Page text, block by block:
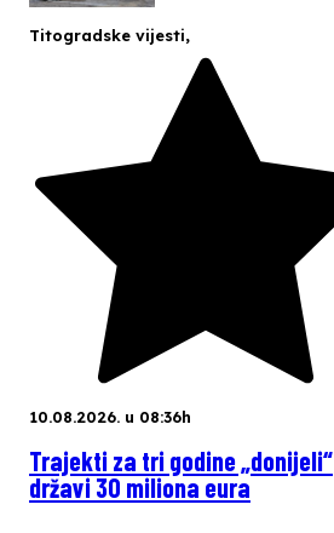
Titogradske vijesti,
10.08.2026. u 08:36h
Trajekti za tri godine „donijeli“
državi 30 miliona eura